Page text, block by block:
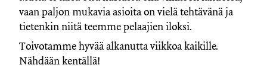
vaan paljon mukavia asioita on vielä tehtävänä ja
tietenkin niitä teemme pelaajien iloksi.
Toivotamme hyvää alkanutta viikkoa kaikille.
Nähdään kentällä!